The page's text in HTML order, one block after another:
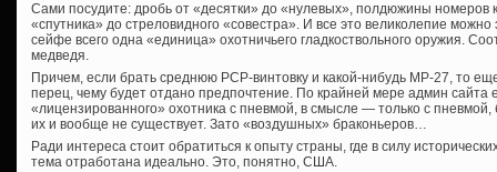
Сами посудите: дробь от «десятки» до «нулевых», полдюжины номеров
«спутника» до стреловидного «совестра». И все это великолепие
сейфе всего одна «единица» охотничьего гладкоствольного оружия.
медведя.
Причем, если брать среднюю PCP-винтовку и какой-нибудь МР-27, то
перец, чему будет отдано предпочтение. По крайней мере админ сайта
«лицензированного» охотника с пневмой, в смысле — только с
их и вообще не существует. Зато «воздушных» браконьеров…
Ради интереса стоит обратиться к опыту страны, где в силу
тема отработана идеально. Это, понятно, США.